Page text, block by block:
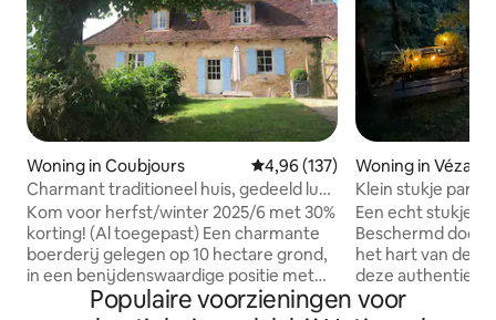
Woning in Coubjours Gemiddelde beoordeling van
4,96 (137)
Charmant traditioneel huis, gedeeld luxe
zwembad
Kom voor herfst/winter 2025/6 met 30%
korting! (Al toegepast) Een charmante
boerderij gelegen op 10 hectare grond,
in een benijdenswaardige positie met
uitzonderlijke uitzichten. Om op elk
Woning in Vézac
Klein stukje
Een echt stukje
Beschermd door
het hart van de
deze authentieke
in een magisch
Populaire voorzieningen voor